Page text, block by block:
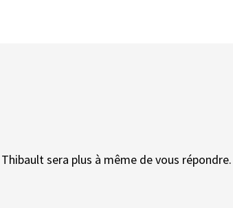
sera plus à même de vous répondre.